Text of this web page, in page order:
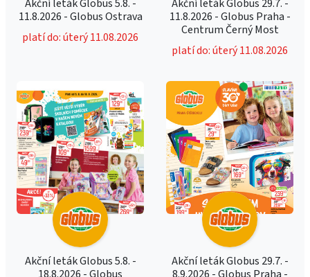
Akční leták Globus 5.8. -
11.8.2026 - Globus Ostrava
platí do: úterý 11.08.2026
Akční leták Globus 29.7. -
11.8.2026 - Globus Praha -
Centrum Černý Most
platí do: úterý 11.08.2026
Akční leták Globus 5.8. -
Akční leták Globus 29.7. -